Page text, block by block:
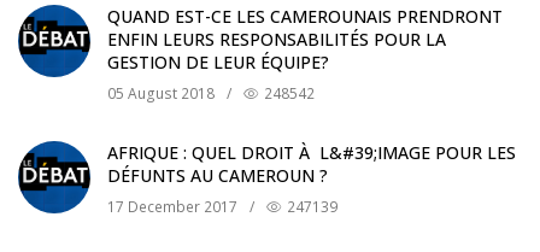
QUAND EST-CE LES CAMEROUNAIS PRENDRONT
ENFIN LEURS RESPONSABILITÉS POUR LA
GESTION DE LEUR ÉQUIPE?
05 August 2018 / 248542
AFRIQUE : QUEL DROIT À L&#39;IMAGE POUR LES
DÉFUNTS AU CAMEROUN ?
17 December 2017 / 247139